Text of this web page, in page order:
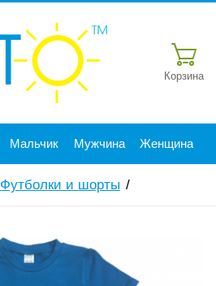
Корзина
Мальчик Мужчина Женщина
Футболки и шорты